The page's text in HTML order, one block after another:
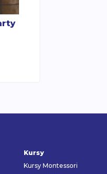
Kursy
Kursy Montessori